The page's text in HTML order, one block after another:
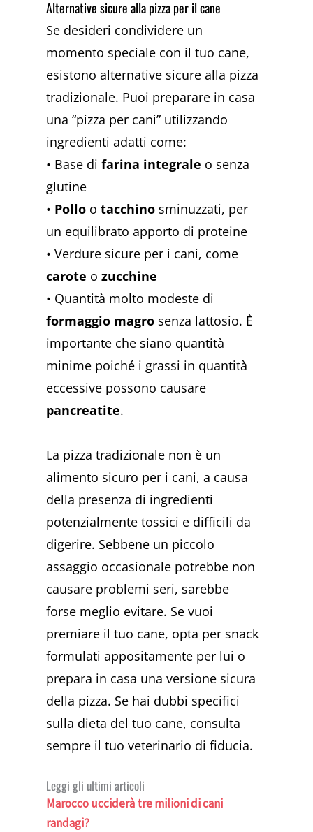
Alternative sicure alla pizza per il cane
Se desideri condividere un
momento speciale con il tuo cane,
esistono alternative sicure alla pizza
tradizionale. Puoi preparare in casa
una “pizza per cani” utilizzando
ingredienti adatti come:
• Base difarina integrale o senza
glutine
• Pollo otacchino sminuzzati, per
un equilibrato apporto di proteine
• Verdure sicure per i cani, come
carote ozucchine
• Quantità molto modeste di
formaggio magro senza lattosio. È
importante che siano quantità
minime poiché i grassi in quantità
eccessive possono causare
pancreatite.
La pizza tradizionale non è un
alimento sicuro per i cani, a causa
della presenza di ingredienti
potenzialmente tossici e difficili da
digerire. Sebbene un piccolo
assaggio occasionale potrebbe non
causare problemi seri, sarebbe
forse meglio evitare. Se vuoi
premiare il tuo cane, opta per snack
formulati appositamente per lui o
prepara in casa una versione sicura
della pizza. Se hai dubbi specifici
sulla dieta del tuo cane, consulta
sempre il tuo veterinario di fiducia.
Leggi gli ultimi articoli
Marocco ucciderà tre milioni di cani
randagi?